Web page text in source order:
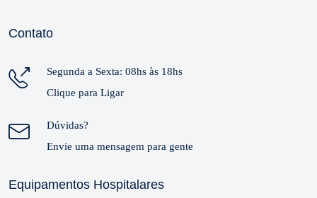
Contato
Segunda a Sexta: 08hs às 18hs
Clique para Ligar
Dúvidas?
Envie uma mensagem para gente
Equipamentos Hospitalares